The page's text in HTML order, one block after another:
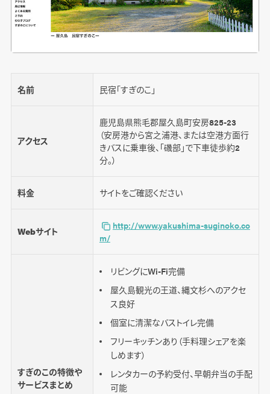
名前 民宿「すぎのこ」
アクセス
鹿児島県熊毛郡屋久島町安房825-23
（安房港から宮之浦港、または空港方面行
きバスに乗車後、「磯部」で下車徒歩約2
分。）
料金 サイトをご確認ください
Webサイト
http://www.yakushima-suginoko.co
m/
すぎのこの特徴や
サービスまとめ
リビングにWi-Fi完備
屋久島観光の王道、縄文杉へのアクセ
ス良好
個室に清潔なバストイレ完備
フリーキッチンあり（手料理シェアを楽
しめます）
レンタカーの予約受付、早朝弁当の手配
可能